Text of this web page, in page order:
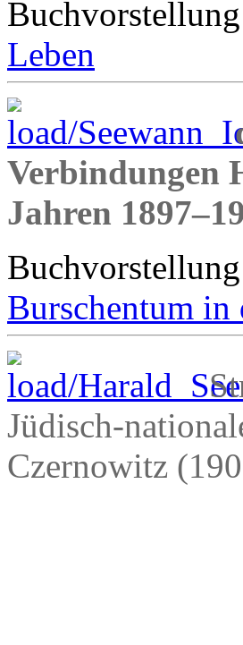
Leben
Verbindungen
Jahren
Burschentum
Jüdisch-
Czernowitz